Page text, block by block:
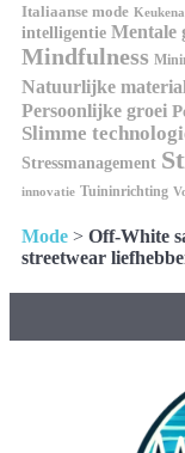
Italiaanse mode
intelligentie Mentale
Mindfulness
Natuurlijke
Persoonlijke groei
Slimme
Stressmanagement
innovatie Tuininrichting
Mode > Off-White
streetwear